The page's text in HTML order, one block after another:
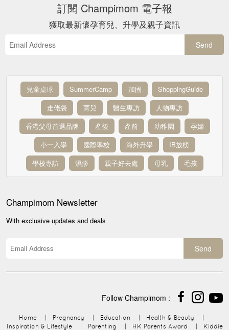
訂閱 Champimom 電子報
獲取最新懷孕育兒、升學及親子資訊
Send
兒童桌球 SummerCamp 加固
ShoppingGuide
走佬袋
育兒 醫生專訪
人物專訪
香港父母首選品牌
產後 產前 幼稚園
孕婦
小一入學
國際學校 海外升學
IB放榜
學校專訪
濕疹 親子好去處 母乳 毛孩
Champimom Newsletter
With exclusive updates and deals
Send
Follow Champimom :
Home | Pregnancy | Education | Health & Beauty
|
Inspiration & Lifestyle
| Parenting | HK Parents Award | Kiddie